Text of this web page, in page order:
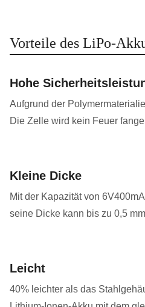
Vorteile des LiPo-
Hohe
Aufgrund der
Die Zelle wird kein Feuer
Kleine Dicke
Mit der Kapazität von
seine Dicke kann bis zu 0,5
Leicht
40% leichter als das